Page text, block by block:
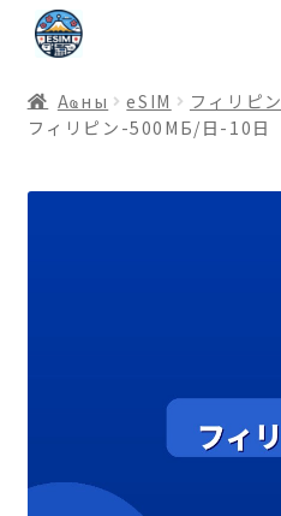
ナ
ビ
ー
シ
コ
ン
ン
ツ
Аҩны еSIM
フィリピン
フィリピン-500МБ/日-10日